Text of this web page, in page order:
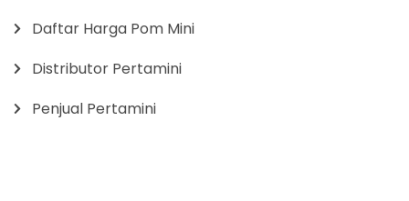
Daftar Harga Pom Mini
Distributor Pertamini
Penjual Pertamini